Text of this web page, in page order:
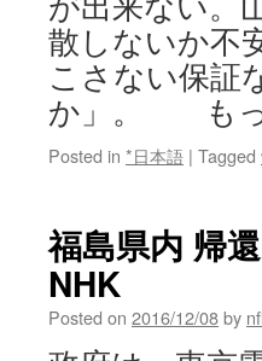
散しないか不
こさない保証
か」。 もっ
Posted in *日本語 | Tagged
福島県内 帰
NHK
Posted on 2016/12/08by